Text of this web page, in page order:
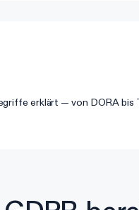
erklärt — von DORA bis